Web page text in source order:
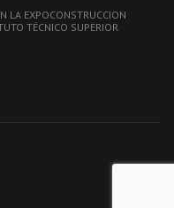
LA EXPOCONSTRUCCION
TÉCNICO SUPERIOR